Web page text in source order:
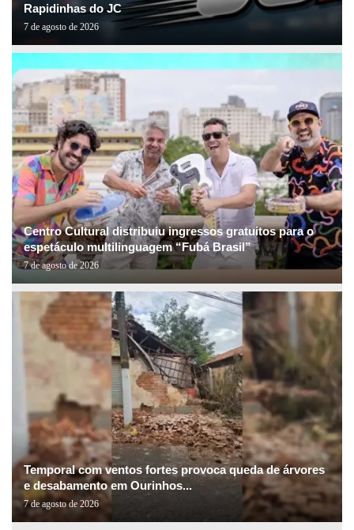
Rapidinhas do JC
7 de agosto de 2026
Centro Cultural distribuiu ingressos gratuitos para o
espetáculo multilinguagem “Fubá Brasil”
7 de agosto de 2026
Temporal com ventos fortes provoca queda de árvores
e desabamento em Ourinhos...
7 de agosto de 2026